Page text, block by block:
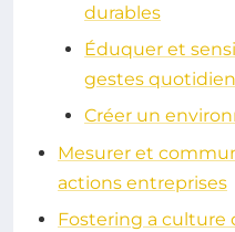
durables
Éduquer et
gestes
Créer un
Mesurer et
actions entreprises
Fostering a culture